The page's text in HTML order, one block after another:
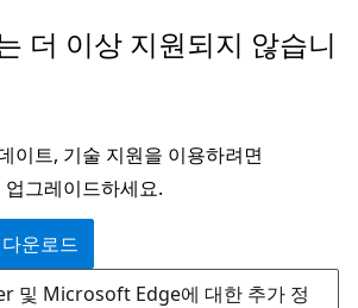
더 이상 지원되지 않습니
이트, 기술 지원을 이용하려면
그레이드하세요.
운로드
및 Microsoft Edge에 대한 추가 정